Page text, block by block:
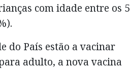
com idade entre os 5
do País estão a vacinar
adulto, a nova vacina